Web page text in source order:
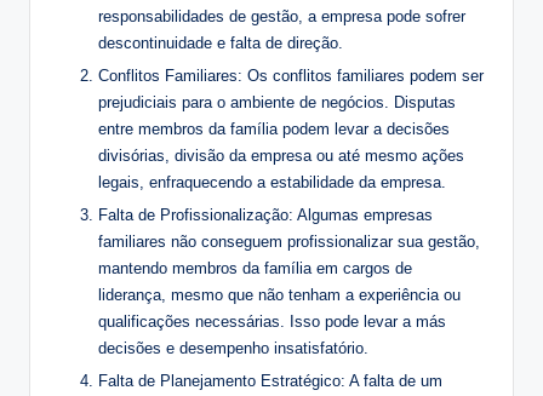
responsabilidades de gestão, a empresa pode sofrer
descontinuidade e falta de direção.
Conflitos Familiares: Os conflitos familiares podem ser
prejudiciais para o ambiente de negócios. Disputas
entre membros da família podem levar a decisões
divisórias, divisão da empresa ou até mesmo ações
legais, enfraquecendo a estabilidade da empresa.
Falta de Profissionalização: Algumas empresas
familiares não conseguem profissionalizar sua gestão,
mantendo membros da família em cargos de
liderança, mesmo que não tenham a experiência ou
qualificações necessárias. Isso pode levar a más
decisões e desempenho insatisfatório.
Falta de Planejamento Estratégico: A falta de um